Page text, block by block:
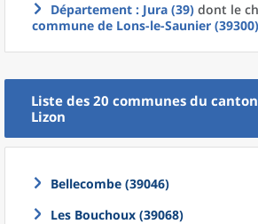
Département : Jura (39) dont le
commune de Lons-le-Saunier (39300)
Liste des 20 communes du canton
Lizon
Bellecombe (39046)
Les Bouchoux (39068)